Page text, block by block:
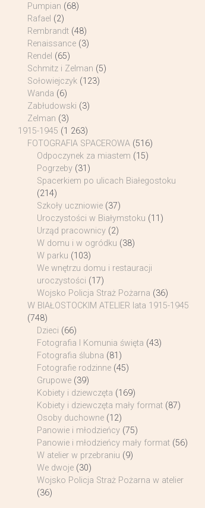
Pumpian (68)
Rafael (2)
Rembrandt (48)
Renaissance (3)
Rendel (65)
Schmitz i Zelman (5)
Sołowiejczyk (123)
Wanda (6)
Zabłudowski (3)
Zelman (3)
1915-1945 (1 263)
FOTOGRAFIA SPACEROWA (516)
Odpoczynek za miastem (15)
Pogrzeby (31)
Spacerkiem po ulicach Białegostoku
(214)
Szkoły uczniowie (37)
Uroczystości w Białymstoku (11)
Urząd pracownicy (2)
W domu i w ogródku (38)
W parku (103)
We wnętrzu domu i restauracji
uroczystości (17)
Wojsko Policja Straż Pożarna (36)
W BIAŁOSTOCKIM ATELIER lata 1915-1945
(748)
Dzieci (66)
Fotografia I Komunia święta (43)
Fotografia ślubna (81)
Fotografie rodzinne (45)
Grupowe (39)
Kobiety i dziewczęta (169)
Kobiety i dziewczęta mały format (87)
Osoby duchowne (12)
Panowie i młodzieńcy (75)
Panowie i młodzieńcy mały format (56)
W atelier w przebraniu (9)
We dwoje (30)
Wojsko Policja Straż Pożarna w atelier
(36)